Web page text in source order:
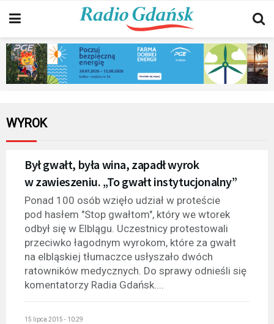
WYROK
Był gwałt, była wina, zapadł wyrok
w zawieszeniu. „To gwałt instytucjonalny”
Ponad 100 osób wzięło udział w proteście
pod hasłem "Stop gwałtom", który we wtorek
odbył się w Elblągu. Uczestnicy protestowali
przeciwko łagodnym wyrokom, które za gwałt
na elbląskiej tłumaczce usłyszało dwóch
ratowników medycznych. Do sprawy odnieśli się
komentatorzy Radia Gdańsk....
15 lipca 2015 - 10:29